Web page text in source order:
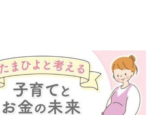
きるものも】妊婦の感染症対策、知っておいて